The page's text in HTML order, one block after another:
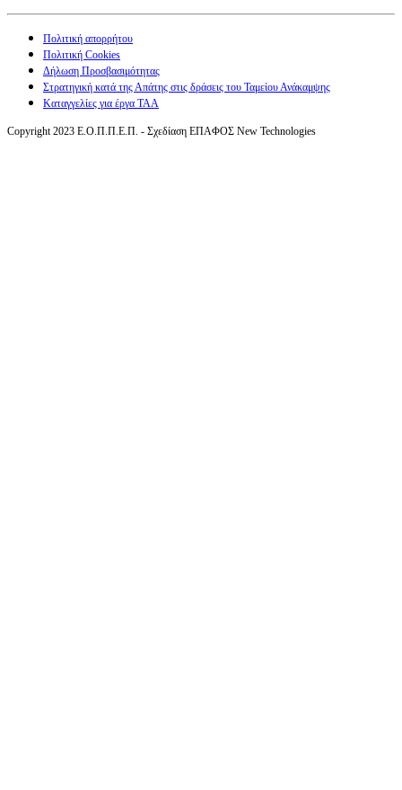
Πολιτική απορρήτου
Πολιτική Cookies
Δήλωση Προσβασιμότητας
Στρατηγική κατά της Απάτης στις δράσεις του Ταμείου Ανάκαμψης
Καταγγελίες για έργα ΤΑΑ
Copyright 2023 Ε.Ο.Π.Π.Ε.Π. - Σχεδίαση ΕΠΑΦΟΣ New Technologies